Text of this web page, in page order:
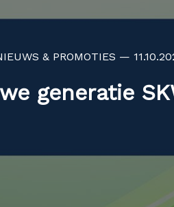
& PROMOTIES —
generatie